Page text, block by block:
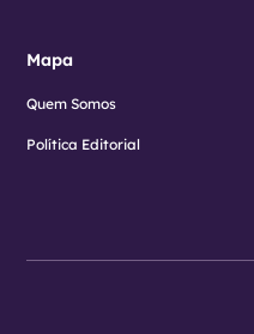
Mapa
Quem Somos
Política Editorial